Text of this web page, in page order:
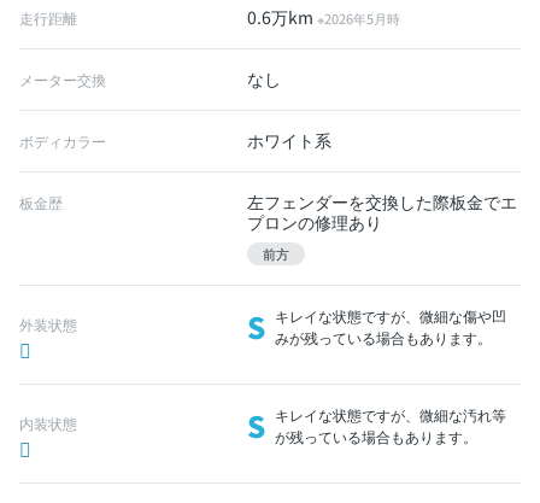
走行距離 0.6万km※2026年5月時
メーター交換 なし
ボディカラー ホワイト系
板金歴
左フェンダーを交換した際板金でエ
プロンの修理あり
前方
外装状態 S キレイな状態ですが、微細な傷や凹
みが残っている場合もあります。
内装状態 S キレイな状態ですが、微細な汚れ等
が残っている場合もあります。